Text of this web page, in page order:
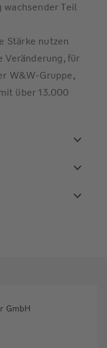
Teil
Stärke nutzen
Veränderung, für
W&W-Gruppe,
über 13.000
GmbH